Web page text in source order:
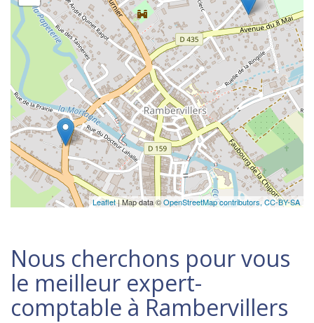
Leaflet| Map data ©OpenStreetMap contributors, CC-BY-SA
Nous cherchons pour vous
le meilleur expert-
comptable à Rambervillers